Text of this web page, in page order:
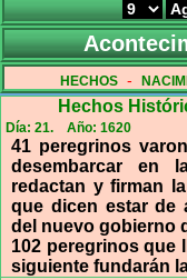
HECHOS -
Hechos
Día: 21. Año: 1620
41 peregrinos
desembarcar en
redactan y firman
que dicen estar de
del nuevo gobierno
102 peregrinos que
siguiente fundarán